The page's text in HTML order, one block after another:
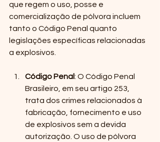
que regem o uso, posse e
comercialização de pólvora incluem
tanto o Código Penal quanto
legislações específicas relacionadas
a explosivos.
Código Penal: O Código Penal
Brasileiro, em seu artigo 253,
trata dos crimes relacionados à
fabricação, fornecimento e uso
de explosivos sem a devida
autorização. O uso de pólvora